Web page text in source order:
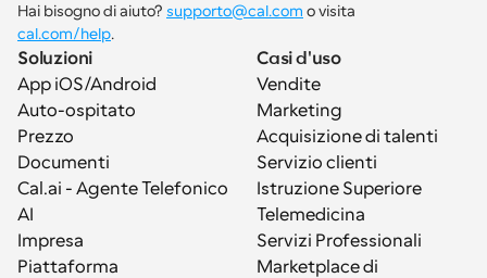
Hai bisogno di aiuto? supporto@cal.com
cal.com/help.
Soluzioni
App iOS/Android
Auto-ospitato
Prezzo
Documenti
Cal.ai - Agente Telefonico
AI
Impresa
Piattaforma
Casi d'uso
Vendite
Marketing
Acquisizione di talenti
Servizio clienti
Istruzione Superiore
Telemedicina
Servizi Professionali
Marketplace di